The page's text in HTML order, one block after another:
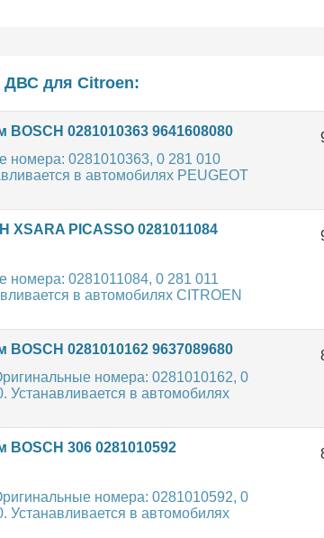
ДВС для Citroen:
0281010363 9641608080
номера: 0281010363, 0 281 010
в автомобилях PEUGEOT
XSARA PICASSO 0281011084
номера: 0281011084, 0 281 011
в автомобилях CITROEN
0281010162 9637089680
номера: 0281010162, 0
Устанавливается в автомобилях
BOSCH 306 0281010592
номера: 0281010592, 0
Устанавливается в автомобилях